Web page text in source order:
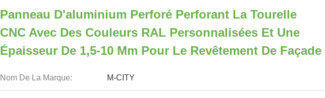
Panneau D'aluminium Perforé Perforant La Tourelle
CNC Avec Des Couleurs RAL Personnalisées Et Une
Épaisseur De 1,5-10 Mm Pour Le Revêtement De Façade
Nom De La Marque: M-CITY